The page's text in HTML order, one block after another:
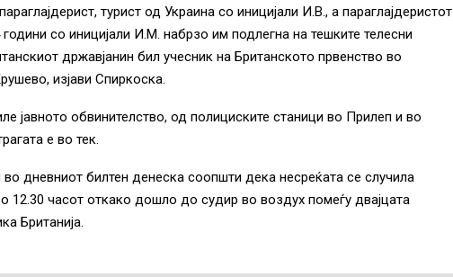
турист од Украина со иницијали И.В., а параглајдеристот
со иницијали И.М. набрзо им подлегна на тешките телесни
државјанин бил учесник на Британското првенство во
изјави Спиркоска.
јавното обвинителство, од полициските станици во Прилеп и во
е во тек.
дневниот билтен денеска соопшти дека несреќата се случила
12.30 часот откако дошло до судир во воздух помеѓу двајцата
Британија.